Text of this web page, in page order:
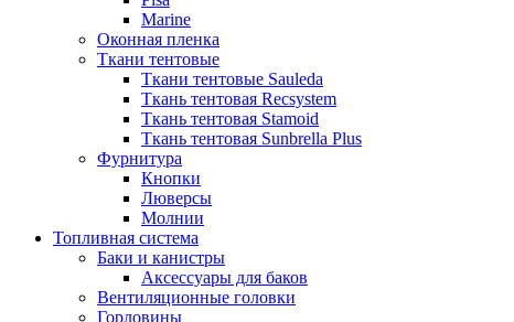
Marine
Оконная пленка
Ткани тентовые
Ткани тентовые Sauleda
Ткань тентовая Recsystem
Ткань тентовая Stamoid
Ткань тентовая Sunbrella Plus
Фурнитура
Кнопки
Люверсы
Молнии
Топливная система
Баки и канистры
Аксессуары для баков
Вентиляционные головки
Горловины